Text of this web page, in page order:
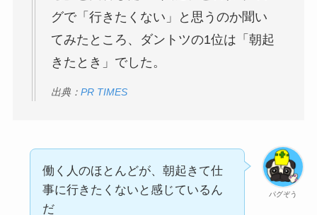
グで「行きたくない」と思うのか聞い
てみたところ、ダントツの1位は「朝起
きたとき」でした。
出典： PR TIMES
パグぞう
働く人のほとんどが、朝起きて仕
事に行きたくないと感じているん
だ